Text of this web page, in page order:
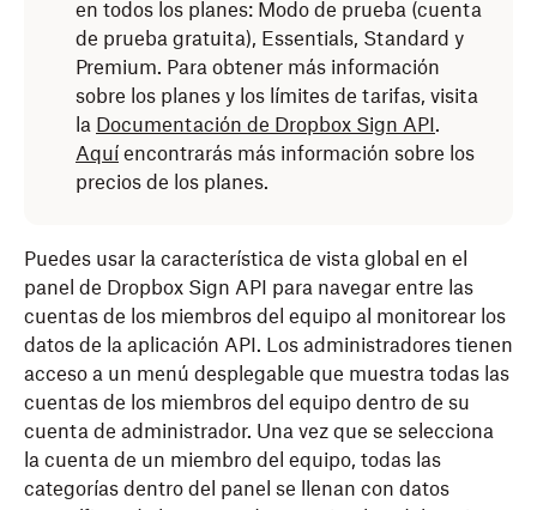
en todos los planes: Modo de prueba (cuenta
de prueba gratuita), Essentials, Standard y
Premium. Para obtener más información
sobre los planes y los límites de tarifas, visita
la Documentación de Dropbox Sign API.
Aquí encontrarás más información sobre los
precios de los planes.
Puedes usar la característica de vista global en el
panel de Dropbox Sign API para navegar entre las
cuentas de los miembros del equipo al monitorear los
datos de la aplicación API. Los administradores tienen
acceso a un menú desplegable que muestra todas las
cuentas de los miembros del equipo dentro de su
cuenta de administrador. Una vez que se selecciona
la cuenta de un miembro del equipo, todas las
categorías dentro del panel se llenan con datos